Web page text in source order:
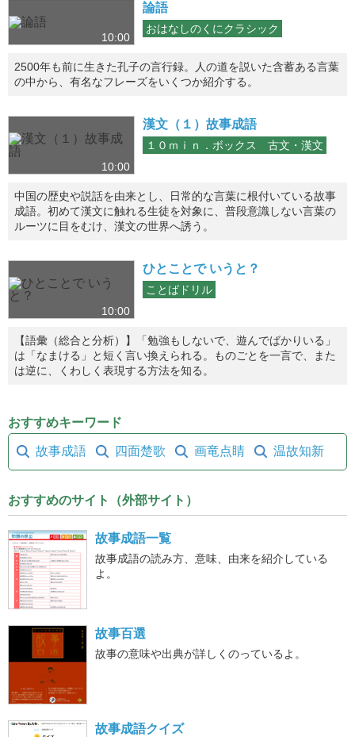
10:00
論語
おはなしのくにクラシック
2500年も前に生きた孔子の言行録。人の道を説いた含蓄ある言葉
の中から、有名なフレーズをいくつか紹介する。
10:00
漢文（１）故事成語
１０ｍｉｎ．ボックス 古文・漢文
中国の歴史や説話を由来とし、日常的な言葉に根付いている故事
成語。初めて漢文に触れる生徒を対象に、普段意識しない言葉の
ルーツに目をむけ、漢文の世界へ誘う。
10:00
ひとことで いうと？
ことばドリル
【語彙（総合と分析）】「勉強もしないで、遊んでばかりいる」
は「なまける」と短く言い換えられる。ものごとを一言で、また
は逆に、くわしく表現する方法を知る。
おすすめキーワード
故事成語 四面楚歌 画竜点睛 温故知新
おすすめのサイト（外部サイト）
故事成語一覧
故事成語の読み方、意味、由来を紹介している
よ。
故事百選
故事の意味や出典が詳しくのっているよ。
故事成語クイズ